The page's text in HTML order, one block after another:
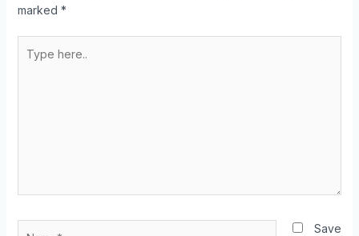
marked *
here..
Save